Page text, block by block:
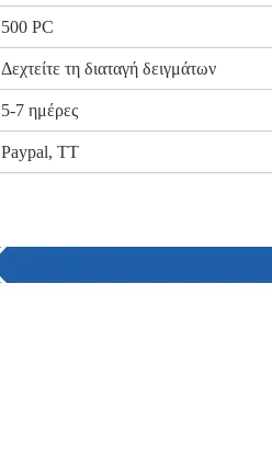
500 PC
Δεχτείτε τη διαταγή δειγμάτων
5-7 ημέρες
Paypal, TT